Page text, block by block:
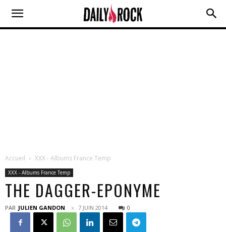
Accueil XXX - Albums France Temp
XXX - Albums France Temp
THE DAGGER-EPONYME
PAR JULIEN GANDON 7 JUIN 2014 0